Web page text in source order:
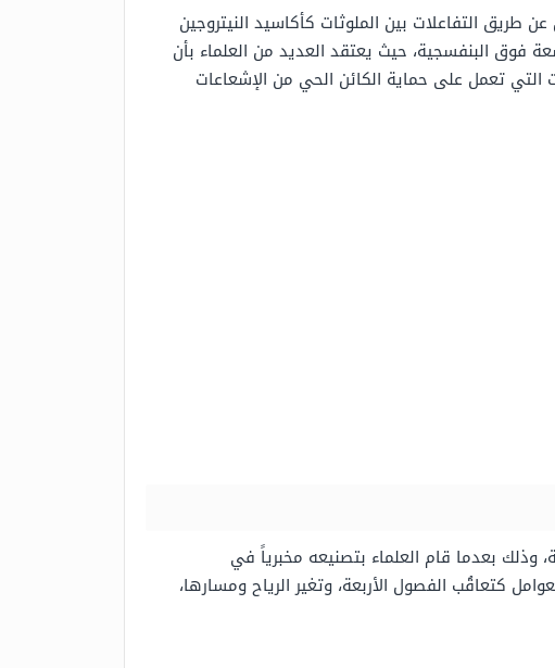
طريق التفاعلات بين الملوثات كأكاسيد النيتروجين
فوق البنفسجية، حيث يعتقد العديد من العلماء بأن
تعمل على حماية الكائن الحي من الإشعاعات
بعدما قام العلماء بتصنيعه مخبرياً في
كتعاقُب الفصول الأربعة، وتغير الرياح ومسارها،